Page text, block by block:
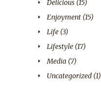
Delicious (15)
Enjoyment (15)
Life (3)
Lifestyle (17)
Media (7)
Uncategorized (1)